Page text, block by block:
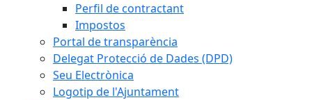
Perfil de contractant
Impostos
Portal de transparència
Delegat Protecció de Dades (DPD)
Seu Electrònica
Logotip de l'Ajuntament